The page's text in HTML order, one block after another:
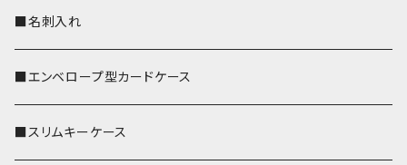
■名刺入れ
■エンベロープ型カードケース
■スリムキーケース